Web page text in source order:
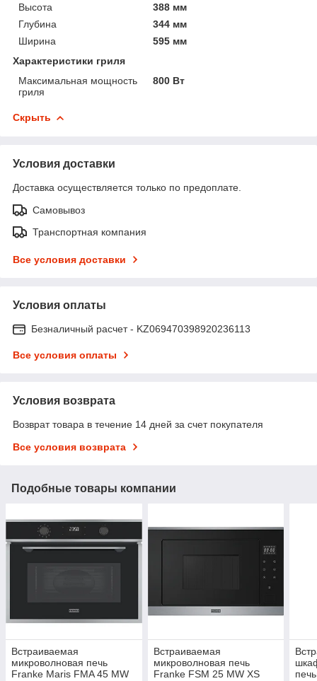
Высота
388 мм
Глубина
344 мм
Ширина
595 мм
Характеристики гриля
Максимальная мощность
гриля
800 Вт
Скрыть
Условия доставки
Доставка осуществляется только по предоплате.
Самовывоз
Транспортная компания
Все условия доставки
Условия оплаты
Безналичный расчет - KZ069470398920236113
Все условия оплаты
Условия возврата
Возврат товара в течение 14 дней за счет покупателя
Все условия возврата
Подобные товары компании
Встраиваемая
микроволновая печь
Franke Maris FMA 45 MW
Встраиваемая
микроволновая печь
Franke FSM 25 MW XS